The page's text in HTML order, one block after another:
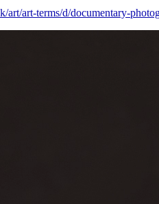
art/art-terms/d/documentary-